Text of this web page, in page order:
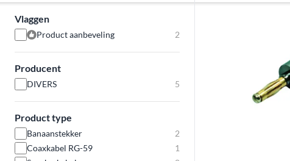
Vlaggen
Product aanbeveling 2
Producent
DIVERS 5
Product type
Banaanstekker
2
Coaxkabel RG-59
1